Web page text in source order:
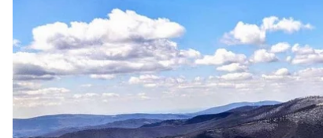
Рятувальники знайшли тіло туриста з Києва,
для його порятунку залучали
Врешті, тіло чоловіка вдалося знайти лише
Про це повідомилиу Державній службі з
Тіло чоловіка знайшли в ущелині біля
квітня залучили 10 рятувальників та 2
Ужгорода та Мукачева.